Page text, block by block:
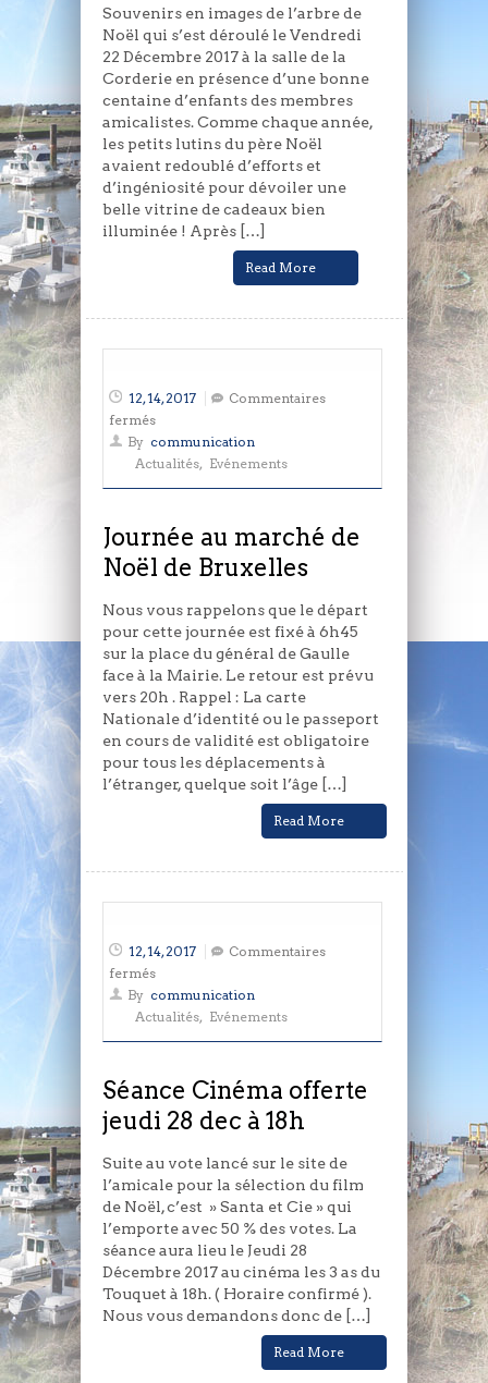
Souvenirs en images de l’arbre de
Noël qui s’est déroulé le Vendredi
22 Décembre 2017 à la salle de la
Corderie en présence d’une bonne
centaine d’enfants des membres
amicalistes. Comme chaque année,
les petits lutins du père Noël
avaient redoublé d’efforts et
d’ingéniosité pour dévoiler une
belle vitrine de cadeaux bien
illuminée ! Après […]
Read More
12, 14, 2017
Commentaires
ferméssur
Journée
au
Noël
de
Bruxelles
By communication
Actualités, Evénements
Journée au marché de
Noël de Bruxelles
Nous vous rappelons que le départ
pour cette journée est fixé à 6h45
sur la place du général de Gaulle
face à la Mairie. Le retour est prévu
vers 20h . Rappel : La carte
Nationale d’identité ou le passeport
en cours de validité est obligatoire
pour tous les déplacements à
l’étranger, quelque soit l’âge […]
Read More
12, 14, 2017
Commentaires
ferméssur
Séance
Cinéma
dec
à
By communication
Actualités, Evénements
Séance Cinéma offerte
jeudi 28 dec à 18h
Suite au vote lancé sur le site de
l’amicale pour la sélection du film
de Noël, c’est » Santa et Cie » qui
l’emporte avec 50 % des votes. La
séance aura lieu le Jeudi 28
Décembre 2017 au cinéma les 3 as du
Touquet à 18h. ( Horaire confirmé ).
Nous vous demandons donc de […]
Read More